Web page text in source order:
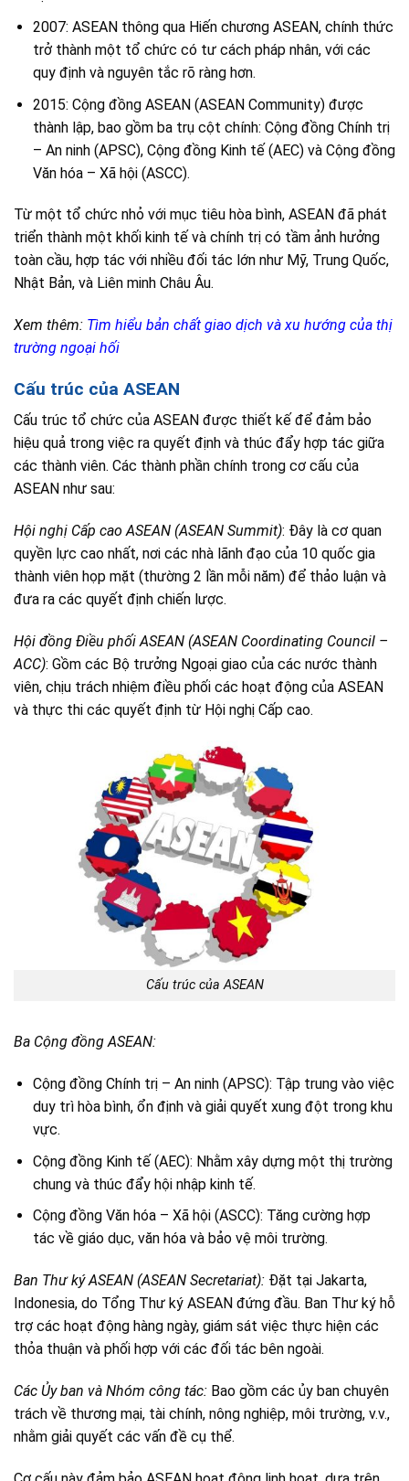
2007: ASEAN thông qua Hiến chương ASEAN, chính thức
trở thành một tổ chức có tư cách pháp nhân, với các
quy định và nguyên tắc rõ ràng hơn.
2015: Cộng đồng ASEAN (ASEAN Community) được
thành lập, bao gồm ba trụ cột chính: Cộng đồng Chính trị
– An ninh (APSC), Cộng đồng Kinh tế (AEC) và Cộng đồng
Văn hóa – Xã hội (ASCC).
Từ một tổ chức nhỏ với mục tiêu hòa bình, ASEAN đã phát
triển thành một khối kinh tế và chính trị có tầm ảnh hưởng
toàn cầu, hợp tác với nhiều đối tác lớn như Mỹ, Trung Quốc,
Nhật Bản, và Liên minh Châu Âu.
Xem thêm: Tìm hiểu bản chất giao dịch và xu hướng của thị
trường ngoại hối
Cấu trúc của ASEAN
Cấu trúc tổ chức của ASEAN được thiết kế để đảm bảo
hiệu quả trong việc ra quyết định và thúc đẩy hợp tác giữa
các thành viên. Các thành phần chính trong cơ cấu của
ASEAN như sau:
Hội nghị Cấp cao ASEAN (ASEAN Summit): Đây là cơ quan
quyền lực cao nhất, nơi các nhà lãnh đạo của 10 quốc gia
thành viên họp mặt (thường 2 lần mỗi năm) để thảo luận và
đưa ra các quyết định chiến lược.
Hội đồng Điều phối ASEAN (ASEAN Coordinating Council –
ACC): Gồm các Bộ trưởng Ngoại giao của các nước thành
viên, chịu trách nhiệm điều phối các hoạt động của ASEAN
và thực thi các quyết định từ Hội nghị Cấp cao.
Cấu trúc của ASEAN
Ba Cộng đồng ASEAN:
Cộng đồng Chính trị – An ninh (APSC): Tập trung vào việc
duy trì hòa bình, ổn định và giải quyết xung đột trong khu
vực.
Cộng đồng Kinh tế (AEC): Nhằm xây dựng một thị trường
chung và thúc đẩy hội nhập kinh tế.
Cộng đồng Văn hóa – Xã hội (ASCC): Tăng cường hợp
tác về giáo dục, văn hóa và bảo vệ môi trường.
Ban Thư ký ASEAN (ASEAN Secretariat): Đặt tại Jakarta,
Indonesia, do Tổng Thư ký ASEAN đứng đầu. Ban Thư ký hỗ
trợ các hoạt động hàng ngày, giám sát việc thực hiện các
thỏa thuận và phối hợp với các đối tác bên ngoài.
Các Ủy ban và Nhóm công tác: Bao gồm các ủy ban chuyên
trách về thương mại, tài chính, nông nghiệp, môi trường, v.v.,
nhằm giải quyết các vấn đề cụ thể.